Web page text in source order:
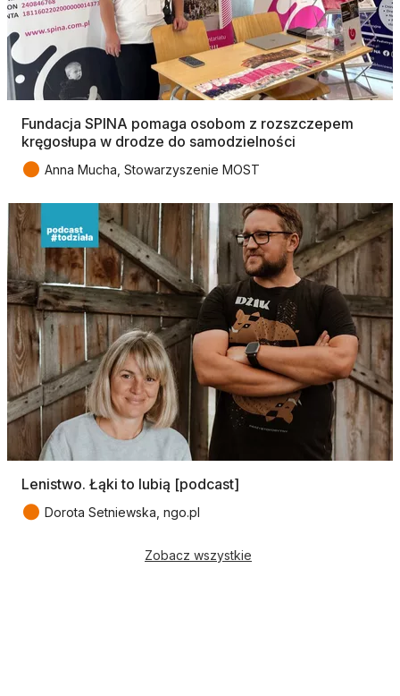
Fundacja SPINA pomaga osobom z rozszczepem
kręgosłupa w drodze do samodzielności
● Anna Mucha, Stowarzyszenie MOST
Lenistwo. Łąki to lubią [podcast]
● Dorota Setniewska, ngo.pl
Zobacz wszystkie